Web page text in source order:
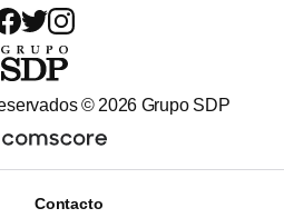
© 2026 Grupo SDP
Contacto